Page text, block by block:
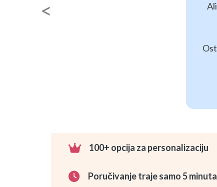
100+ opcija za personalizaciju
Poručivanje traje samo 5 minuta